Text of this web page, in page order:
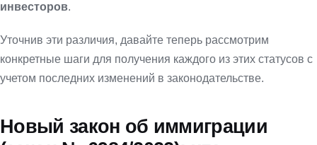
инвесторов.
Уточнив эти различия, давайте теперь рассмотрим
конкретные шаги для получения каждого из этих статусов с
учетом последних изменений в законодательстве.
Новый закон об иммиграции